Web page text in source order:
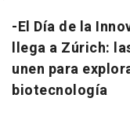
-El Día de la
llega a Zúrich:
unen para
biotecnología